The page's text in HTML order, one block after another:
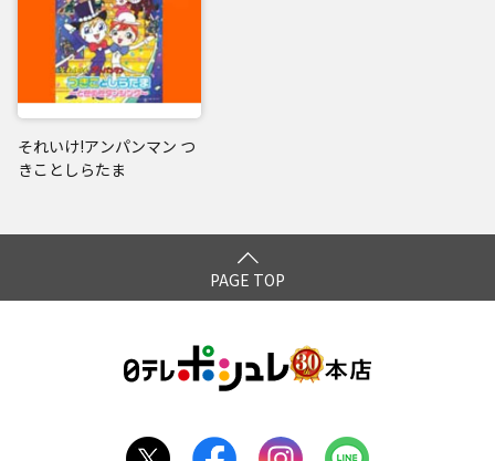
それいけ!アンパンマン つ
きことしらたま
PAGE TOP